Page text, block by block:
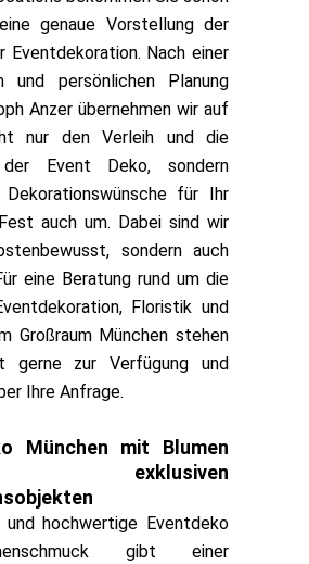
genaue Vorstellung der
Eventdekoration. Nach einer
und persönlichen Planung
Anzer übernehmen wir auf
nur den Verleih und die
der Event Deko, sondern
für Ihr
auch um. Dabei sind wir
sondern auch
eine Beratung rund um die
Floristik und
Großraum München stehen
gerne zur Verfügung und
Ihre Anfrage.
München mit Blumen
und hochwertige Eventdeko
gibt einer